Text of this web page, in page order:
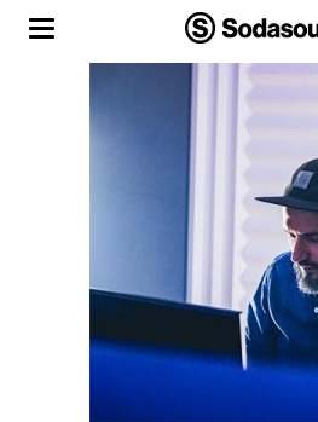
Agency
Headquarters
Label
Studios